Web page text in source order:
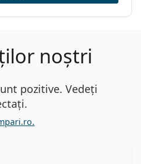
noștri
pozitive. Vedeți